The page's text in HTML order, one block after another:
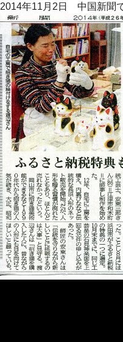
2014年11月2日 中国新聞